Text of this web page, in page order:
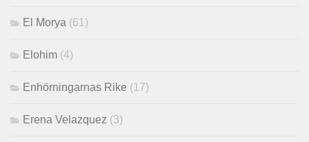
El Morya (61)
Elohim (4)
Enhörningarnas Rike (17)
Erena Velazquez (3)